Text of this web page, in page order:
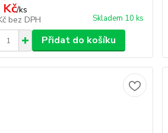
/ks
bez DPH Skladem 10 ks
Přidat do košíku